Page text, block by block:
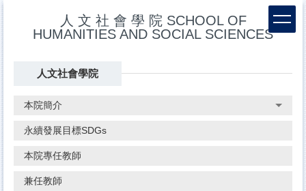
人 文 社 會 學 院 SCHOOL OF
HUMANITIES AND SOCIAL SCIENCES
人文社會學院
本院簡介
永續發展目標SDGs
本院專任教師
兼任教師